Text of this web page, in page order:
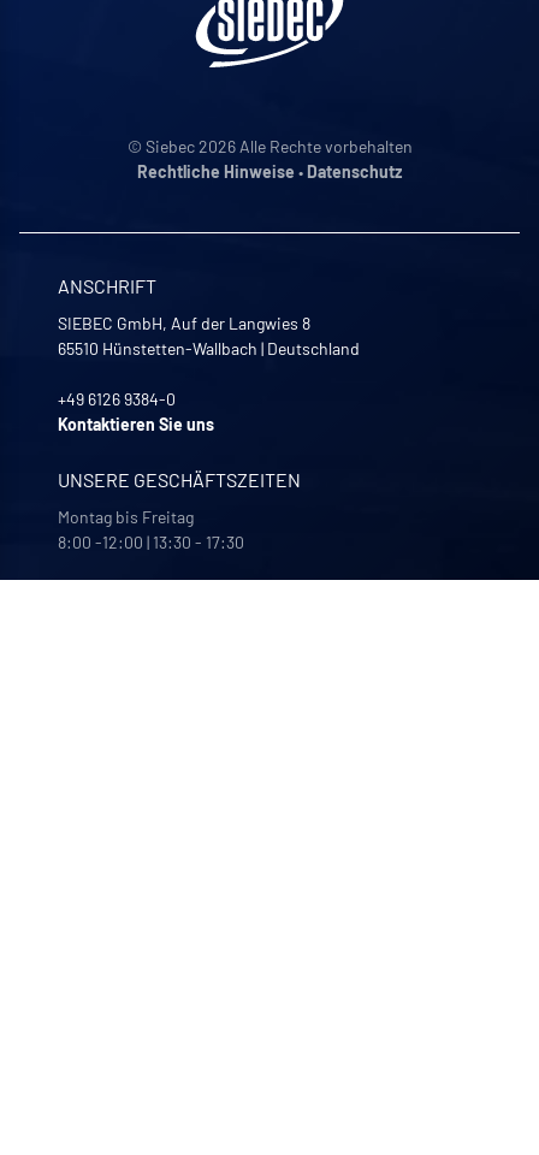
© Siebec 2026 Alle Rechte vorbehalten
Rechtliche Hinweise • Datenschutz
ANSCHRIFT
SIEBEC GmbH, Auf der Langwies 8
65510 Hünstetten-Wallbach | Deutschland
+49 6126 9384-0
Kontaktieren Sie uns
UNSERE GESCHÄFTSZEITEN
Montag bis Freitag
8:00 -12:00 | 13:30 - 17:30